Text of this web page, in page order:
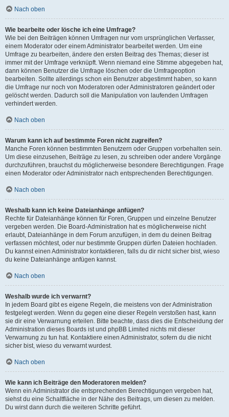
Nach oben
Wie bearbeite oder lösche ich eine Umfrage?
Wie bei den Beiträgen können Umfragen nur vom ursprünglichen Verfasser,
einem Moderator oder einem Administrator bearbeitet werden. Um eine
Umfrage zu bearbeiten, ändere den ersten Beitrag des Themas; dieser ist
immer mit der Umfrage verknüpft. Wenn niemand eine Stimme abgegeben hat,
dann können Benutzer die Umfrage löschen oder die Umfrageoption
bearbeiten. Sollte allerdings schon ein Benutzer abgestimmt haben, so kann
die Umfrage nur noch von Moderatoren oder Administratoren geändert oder
gelöscht werden. Dadurch soll die Manipulation von laufenden Umfragen
verhindert werden.
Nach oben
Warum kann ich auf bestimmte Foren nicht zugreifen?
Manche Foren können bestimmten Benutzern oder Gruppen vorbehalten sein.
Um diese einzusehen, Beiträge zu lesen, zu schreiben oder andere Vorgänge
durchzuführen, brauchst du möglicherweise besondere Berechtigungen. Frage
einen Moderator oder Administrator nach entsprechenden Berechtigungen.
Nach oben
Weshalb kann ich keine Dateianhänge anfügen?
Rechte für Dateianhänge können für Foren, Gruppen und einzelne Benutzer
vergeben werden. Die Board-Administration hat es möglicherweise nicht
erlaubt, Dateianhänge in dem Forum anzufügen, in dem du deinen Beitrag
verfassen möchtest, oder nur bestimmte Gruppen dürfen Dateien hochladen.
Du kannst einen Administrator kontaktieren, falls du dir nicht sicher bist, wieso
du keine Dateianhänge anfügen kannst.
Nach oben
Weshalb wurde ich verwarnt?
In jedem Board gibt es eigene Regeln, die meistens von der Administration
festgelegt werden. Wenn du gegen eine dieser Regeln verstoßen hast, kann
sie dir eine Verwarnung erteilen. Bitte beachte, dass dies die Entscheidung der
Administration dieses Boards ist und phpBB Limited nichts mit dieser
Verwarnung zu tun hat. Kontaktiere einen Administrator, sofern du die nicht
sicher bist, wieso du verwarnt wurdest.
Nach oben
Wie kann ich Beiträge den Moderatoren melden?
Wenn ein Administrator die entsprechenden Berechtigungen vergeben hat,
siehst du eine Schaltfläche in der Nähe des Beitrags, um diesen zu melden.
Du wirst dann durch die weiteren Schritte geführt.